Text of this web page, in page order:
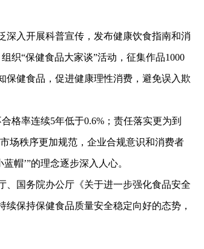
深入开展科普宣传，发布健康饮食指南和消
织“保健食品大家谈”活动，征集作品1000
保健食品，促进健康理性消费，避免误入欺
格率连续5年低于0.6%；责任落实更为到
场秩序更加规范，企业合规意识和消费者
帽’”的理念逐步深入人心。
、国务院办公厅《关于进一步强化食品安全
保持保健食品质量安全稳定向好的态势，